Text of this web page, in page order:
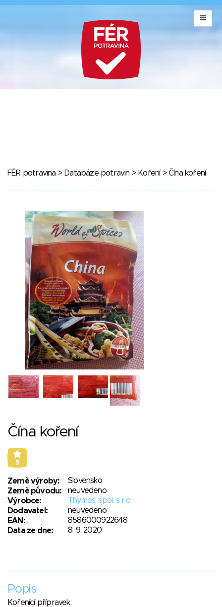
FÉR potravina > Databáze potravin > Koření> Čína koření
Čína koření
5
Země výroby:
Slovensko
Země původu:
neuvedeno
Výrobce:
Thymos, spol. s r.o.
Dodavatel:
neuvedeno
EAN:
8586000922648
Data ze dne:
8. 9. 2020
Popis
Kořenící přípravek.